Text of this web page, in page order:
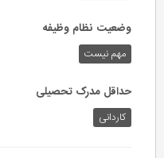
وضعیت نظام وظیفه
مهم‌ نیست
حداقل مدرک تحصیلی
کاردانی